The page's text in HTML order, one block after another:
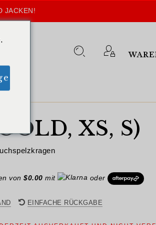
JACKEN!
XS, S)
von$0.00 mit oder
EINFACHE RÜCKGABE